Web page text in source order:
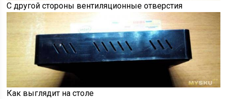
С другой стороны вентиляционные отверстия
Как выглядит на столе